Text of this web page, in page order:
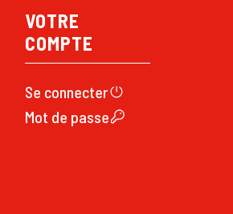
VOTRE
COMPTE
Se connecter
Mot de passe